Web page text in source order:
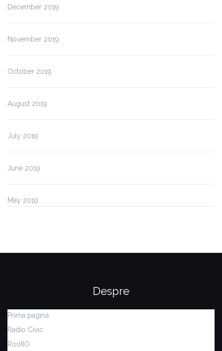
December 2019
November 2019
October 2019
August 2019
July 2019
June 2019
May 2019
Despre
Prima pagină
Radio Civic
RootIO